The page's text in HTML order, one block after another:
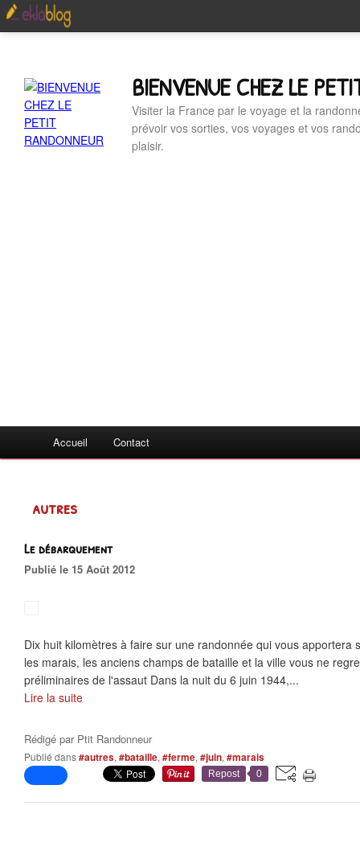
BIENVENUE CHEZ LE
Visiter la France par le voyage et la
prévoir vos sorties, vos voyages et vos
plaisir.
Accueil Contact
autres
Le débarquement
Publié le 15 Août 2012
Dix huit kilomètres à faire sur une randonnée qui vous apportera
les marais, les anciens champs de bataille et la ville vous ne
préliminaires de l'assaut Dans la nuit du 6 juin 1944,...
Lire la suite
Rédigé par Ptit Randonneur
Publié dans#autres, #bataille, #ferme, #juin, #marais
Repost 0